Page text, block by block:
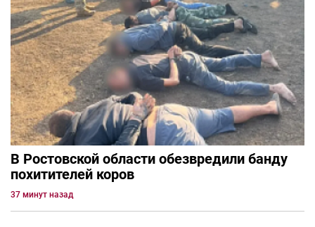
В Ростовской области обезвредили банду
похитителей коров
37 минут назад